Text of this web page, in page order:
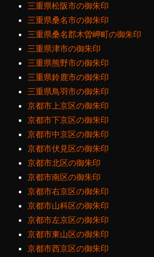
三重県松阪市の御朱印
三重県桑名市の御朱印
三重県桑名郡木曽岬町の御朱印
三重県津市の御朱印
三重県熊野市の御朱印
三重県鈴鹿市の御朱印
三重県鳥羽市の御朱印
京都市上京区の御朱印
京都市下京区の御朱印
京都市中京区の御朱印
京都市伏見区の御朱印
京都市北区の御朱印
京都市南区の御朱印
京都市右京区の御朱印
京都市山科区の御朱印
京都市左京区の御朱印
京都市東山区の御朱印
京都市西京区の御朱印